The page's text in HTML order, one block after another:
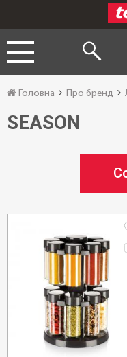
Головна Про бренд
SEASON